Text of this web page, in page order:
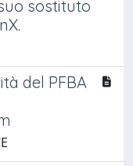
sostituto
del PFBA